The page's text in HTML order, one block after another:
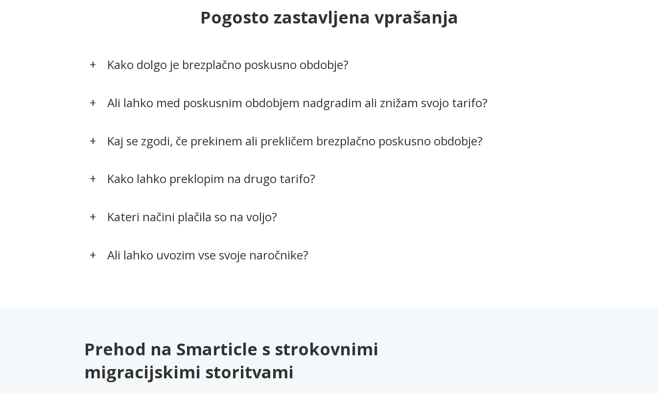
Pogosto zastavljena vprašanja
Kako dolgo je brezplačno poskusno obdobje?
Ali lahko med poskusnim obdobjem nadgradim ali znižam svojo tarifo?
Kaj se zgodi, če prekinem ali prekličem brezplačno poskusno obdobje?
Kako lahko preklopim na drugo tarifo?
Kateri načini plačila so na voljo?
Ali lahko uvozim vse svoje naročnike?
Prehod na Smarticle s strokovnimi
migracijskimi storitvami